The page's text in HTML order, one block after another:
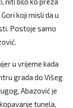
koji misli da u
Postoje samo
u vrijeme kada
grada do Višeg
Abazović je
tunela,